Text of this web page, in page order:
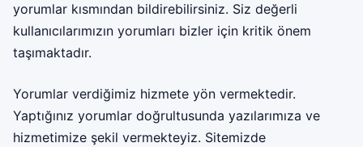
yorumlar kısmından bildirebilirsiniz. Siz değerli
kullanıcılarımızın yorumları bizler için kritik önem
taşımaktadır.
Yorumlar verdiğimiz hizmete yön vermektedir.
Yaptığınız yorumlar doğrultusunda yazılarımıza ve
hizmetimize şekil vermekteyiz. Sitemizde